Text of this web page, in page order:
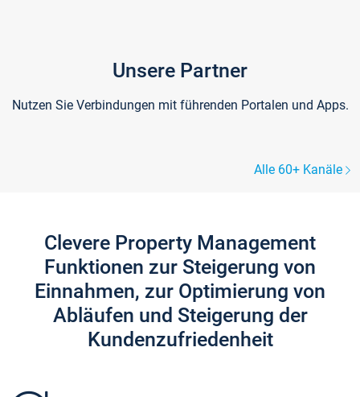
Unsere Partner
Nutzen Sie Verbindungen mit führenden Portalen und Apps.
Alle 60+ Kanäle
Clevere Property Management
Funktionen zur Steigerung von
Einnahmen, zur Optimierung von
Abläufen und Steigerung der
Kundenzufriedenheit